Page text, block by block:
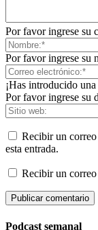
Por favor ingrese su
Por favor ingrese su
¡Has introducido
Por favor ingrese su
Recibir un
esta entrada.
Recibir un
Podcast semanal